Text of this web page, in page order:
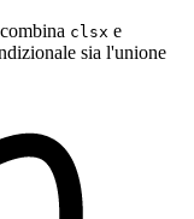
clsx e
sia l'unione